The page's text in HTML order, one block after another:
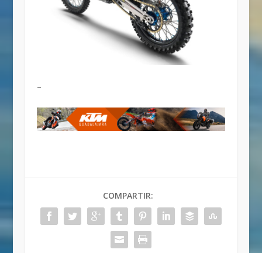
–
COMPARTIR: